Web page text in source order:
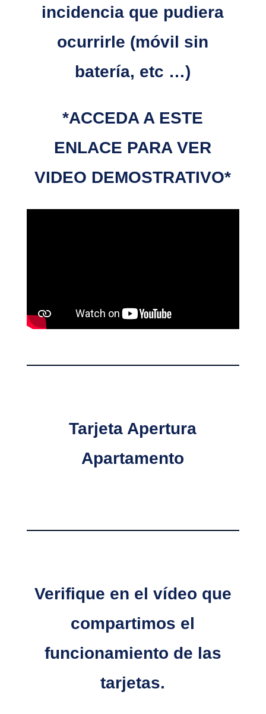
incidencia que pudiera
ocurrirle (móvil sin
batería, etc …)
*ACCEDA A ESTE
ENLACE PARA VER
VIDEO DEMOSTRATIVO*
Tarjeta Apertura
Apartamento
Verifique en el vídeo que
compartimos el
funcionamiento de las
tarjetas.